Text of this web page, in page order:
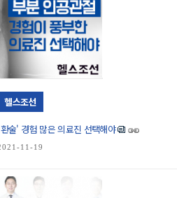
헬스조선
술' 경험 많은 의료진 선택해야
11-19